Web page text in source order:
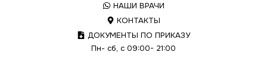
НАШИ ВРАЧИ
КОНТАКТЫ
ДОКУМЕНТЫ ПО ПРИКАЗУ
Пн- сб, с 09:00- 21:00